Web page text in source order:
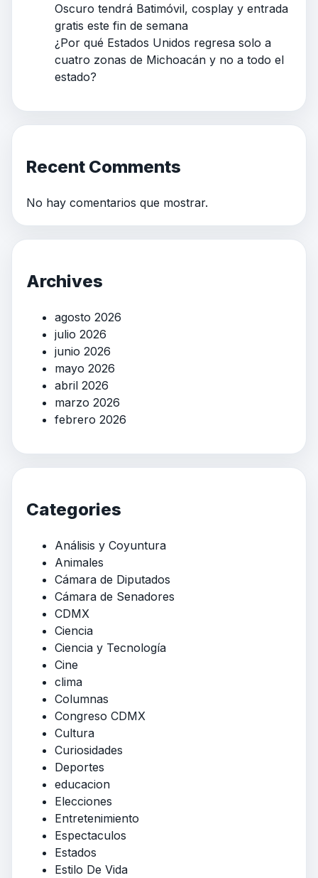
Oscuro tendrá Batimóvil, cosplay y entrada
gratis este fin de semana
¿Por qué Estados Unidos regresa solo a
cuatro zonas de Michoacán y no a todo el
estado?
Recent Comments
No hay comentarios que mostrar.
Archives
agosto 2026
julio 2026
junio 2026
mayo 2026
abril 2026
marzo 2026
febrero 2026
Categories
Análisis y Coyuntura
Animales
Cámara de Diputados
Cámara de Senadores
CDMX
Ciencia
Ciencia y Tecnología
Cine
clima
Columnas
Congreso CDMX
Cultura
Curiosidades
Deportes
educacion
Elecciones
Entretenimiento
Espectaculos
Estados
Estilo De Vida